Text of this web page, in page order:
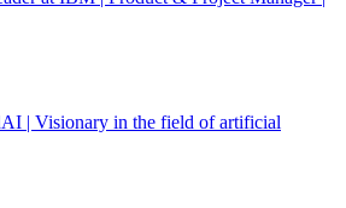
| Visionary in the field of artificial